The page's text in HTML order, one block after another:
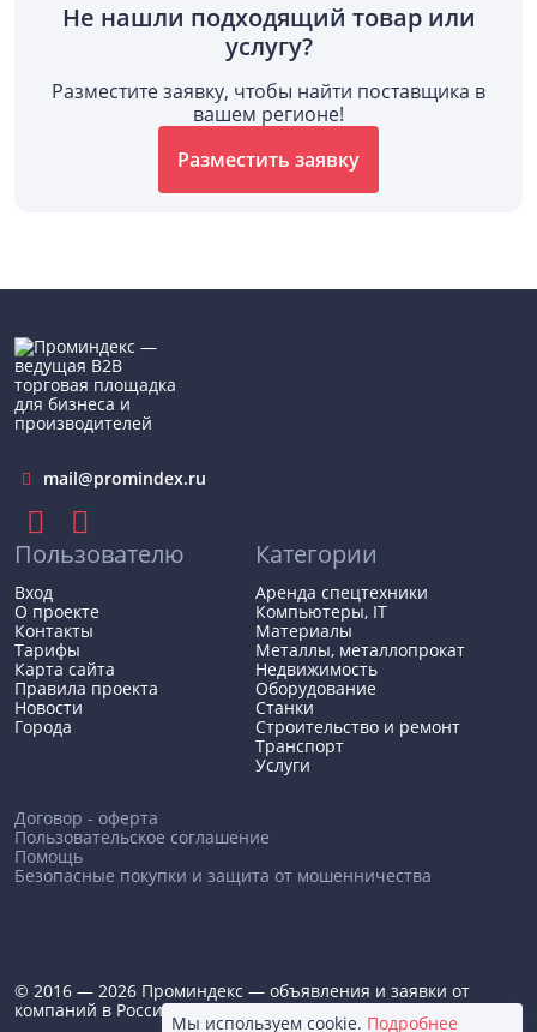
Не нашли подходящий товар или
услугу?
Разместите заявку, чтобы найти поставщика в
вашем регионе!
Разместить заявку
mail@promindex.ru
Пользователю
Вход
О проекте
Контакты
Тарифы
Карта сайта
Правила проекта
Новости
Города
Категории
Аренда спецтехники
Компьютеры, IT
Материалы
Металлы, металлопрокат
Недвижимость
Оборудование
Станки
Строительство и ремонт
Транспорт
Услуги
Договор - оферта
Пользовательское соглашение
Помощь
Безопасные покупки и защита от мошенничества
© 2016 — 2026 Проминдекс — объявления и заявки от
компаний в России
Мы используем cookie. Подробнее